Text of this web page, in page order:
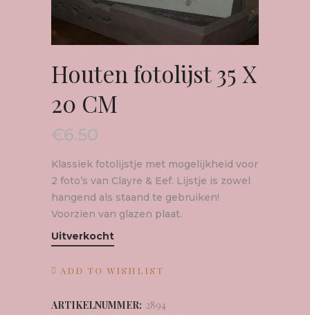
Houten fotolijst 35 X
20 CM
€6.50
Klassiek fotolijstje met mogelijkheid voor
2 foto’s van Clayre & Eef. Lijstje is zowel
hangend als staand te gebruiken!
Voorzien van glazen plaat.
Uitverkocht
ADD TO WISHLIST
ARTIKELNUMMER: 2894